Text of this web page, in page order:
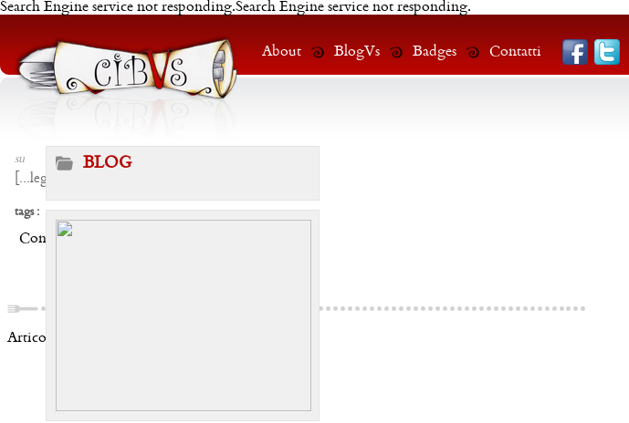
Search Engine service not responding.Search Engine service not responding.
About BlogVs Badges Contatti
su
...leggi
tags :
Condividi:
Articoli correlati:
BLOG